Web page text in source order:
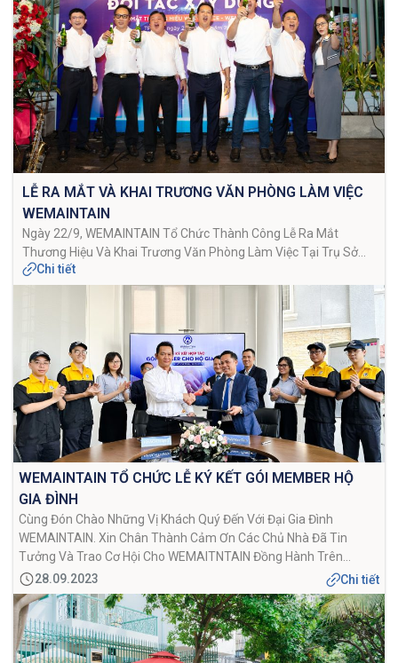
LỄ RA MẮT VÀ KHAI TRƯƠNG VĂN PHÒNG LÀM VIỆC
WEMAINTAIN
Ngày 22/9, WEMAINTAIN Tổ Chức Thành Công Lễ Ra Mắt
Thương Hiệu Và Khai Trương Văn Phòng Làm Việc Tại Trụ Sở
Chính 2/16 Võ Trường Toản, Thủ Đức, TP.HCM; Với Sự Tham Dự
Của Các Quý Khách Hàng, Đối Tác Cùng Toàn Thể CBNV.
WEMAINTAIN Chính Thức Ra Mắt Thương Hiệu Với 4 Lĩnh […]
Chi tiết
WEMAINTAIN TỔ CHỨC LỄ KÝ KẾT GÓI MEMBER HỘ
GIA ĐÌNH
Cùng Đón Chào Những Vị Khách Quý Đến Với Đại Gia Đình
WEMAINTAIN. Xin Chân Thành Cảm Ơn Các Chủ Nhà Đã Tin
Tưởng Và Trao Cơ Hội Cho WEMAITNTAIN Đồng Hành Trên
Chặng Đường Xây Dựng Một Không Gian Sống Lý Tưởng. Buổi Lễ
Ký Kết GÓI MEMBER HỘ GIA ĐÌNH Được Xem Là […]
28.09.2023 Chi tiết